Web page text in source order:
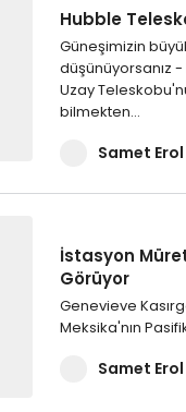
Hubble
Güneşimizin
düşünüyorsanız
Uzay
bilmekten…
Samet Erol
İstasyon
Görüyor
Genevieve
Meksika'nın
Samet Erol